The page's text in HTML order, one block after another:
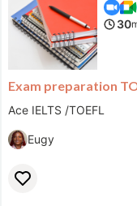
Exam preparation
Ace IELTS /TOEFL
30
Eugy